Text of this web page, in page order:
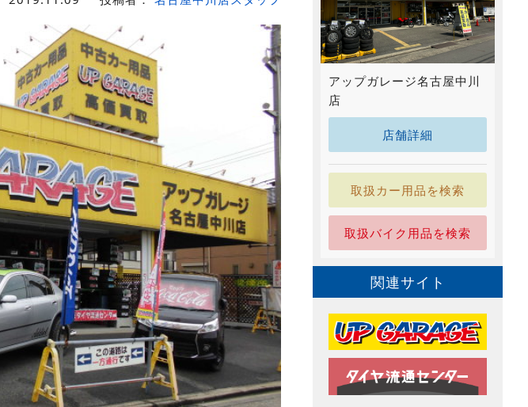
アップガレージ名古屋中川
店
店舗詳細
取扱カー用品を検索
取扱バイク用品を検索
関連サイト